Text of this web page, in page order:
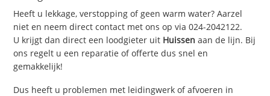
Heeft u lekkage, verstopping of geen warm water? Aarzel
niet en neem direct contact met ons op via 024-2042122.
U krijgt dan direct een loodgieter uit Huissen aan de lijn. Bij
ons regelt u een reparatie of offerte dus snel en
gemakkelijk!
Dus heeft u problemen met leidingwerk of afvoeren in